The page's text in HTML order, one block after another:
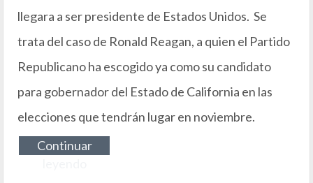
llegara a ser presidente de Estados Unidos. Se
trata del caso de Ronald Reagan, a quien el Partido
Republicano ha escogido ya como su candidato
para gobernador del Estado de California en las
elecciones que tendrán lugar en noviembre.
Continuar